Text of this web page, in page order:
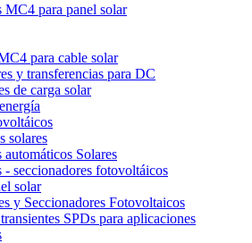
MC4 para panel solar
para cable solar
y transferencias para DC
de carga solar
solares
automáticos Solares
- seccionadores fotovoltáicos
solar
y Seccionadores Fotovoltaicos
SPDs para aplicaciones